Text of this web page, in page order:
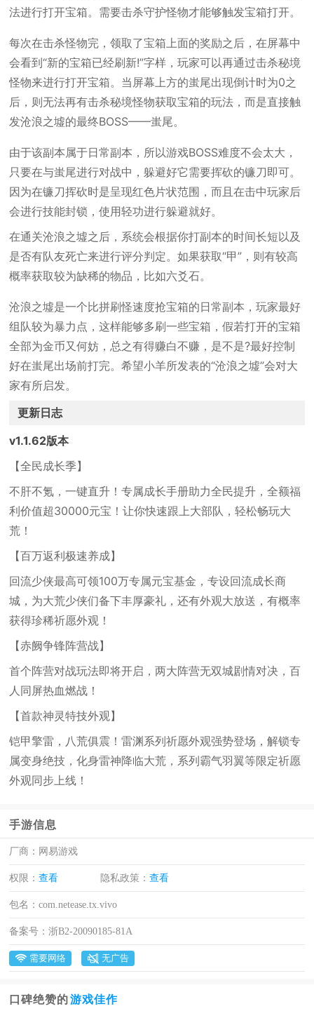
法进行打开宝箱。需要击杀守护怪物才能够触发宝箱打开。
每次在击杀怪物完，领取了宝箱上面的奖励之后，在屏幕中
会看到“新的宝箱已经刷新!”字样，玩家可以再通过击杀秘境
怪物来进行打开宝箱。当屏幕上方的蚩尾出现倒计时为0之
后，则无法再有击杀秘境怪物获取宝箱的玩法，而是直接触
发沧浪之墟的最终BOSS——蚩尾。
由于该副本属于日常副本，所以游戏BOSS难度不会太大，
只要在与蚩尾进行对战中，躲避好它需要挥砍的镰刀即可。
因为在镰刀挥砍时是呈现红色片状范围，而且在击中玩家后
会进行技能封锁，使用轻功进行躲避就好。
在通关沧浪之墟之后，系统会根据你打副本的时间长短以及
是否有队友死亡来进行评分判定。如果获取“甲”，则有较高
概率获取较为缺稀的物品，比如六爻石。
沧浪之墟是一个比拼刷怪速度抢宝箱的日常副本，玩家最好
组队较为暴力点，这样能够多刷一些宝箱，假若打开的宝箱
全部为金币又何妨，总之有得赚白不赚，是不是?最好控制
好在蚩尾出场前打完。希望小羊所发表的“沧浪之墟”会对大
家有所启发。
更新日志
v1.1.62版本
【全民成长季】
不肝不氪，一键直升！专属成长手册助力全民提升，全额福
利价值超30000元宝！让你快速跟上大部队，轻松畅玩大
荒！
【百万返利极速养成】
回流少侠最高可领100万专属元宝基金，专设回流成长商
城，为大荒少侠们备下丰厚豪礼，还有外观大放送，有概率
获得珍稀祈愿外观！
【赤阙争锋阵营战】
首个阵营对战玩法即将开启，两大阵营无双城剧情对决，百
人同屏热血燃战！
【首款神灵特技外观】
铠甲擎雷，八荒俱震！雷渊系列祈愿外观强势登场，解锁专
属变身绝技，化身雷神降临大荒，系列霸气羽翼等限定祈愿
外观同步上线！
手游信息
厂商： 网易游戏
权限：查看 隐私政策：查看
包名：com.netease.tx.vivo
备案号：浙B2-20090185-81A
需要网络 无广告
口碑绝赞的 游戏佳作